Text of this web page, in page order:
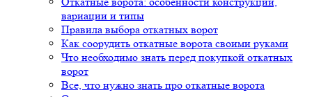
вариации и типы
Правила выбора откатных ворот
Как соорудить откатные ворота своими руками
Что необходимо знать перед покупкой откатных
ворот
Все, что нужно знать про откатные ворота